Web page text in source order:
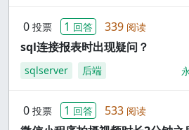
0 投票 1 回答 339 阅读
sql连接报表时出现疑问？
sqlserver 后端
0 投票 1 回答 533 阅读